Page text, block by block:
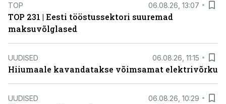
TOP 06.08.26, 13:07
TOP 231 | Eesti tööstussektori suuremad
maksuvõlglased
UUDISED 06.08.26, 11:15
Hiiumaale kavandatakse võimsamat elektrivõrku
UUDISED 06.08.26, 10:29